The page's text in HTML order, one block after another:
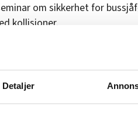
Detaljer
om sikkerhet for
kollisjoner.
i den belgiske
ved kollisjoner fra